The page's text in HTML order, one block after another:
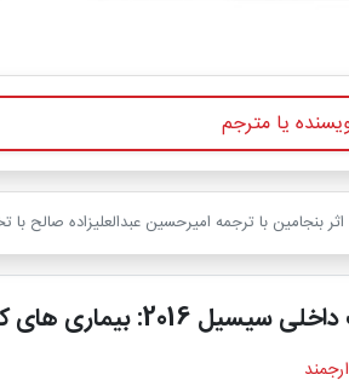
2016: بیماری های کلیه